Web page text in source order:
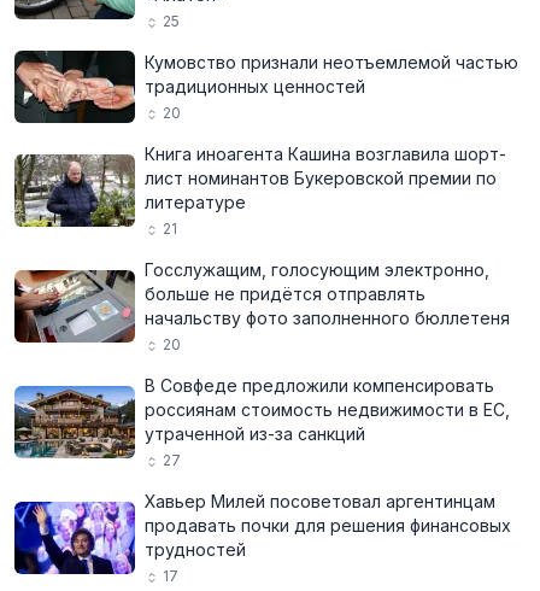
25
Кумовство признали неотъемлемой частью
традиционных ценностей
20
Книга иноагента Кашина возглавила шорт-
лист номинантов Букеровской премии по
литературе
21
Госслужащим, голосующим электронно,
больше не придётся отправлять
начальству фото заполненного бюллетеня
20
В Совфеде предложили компенсировать
россиянам стоимость недвижимости в ЕС,
утраченной из-за санкций
27
Хавьер Милей посоветовал аргентинцам
продавать почки для решения финансовых
трудностей
17